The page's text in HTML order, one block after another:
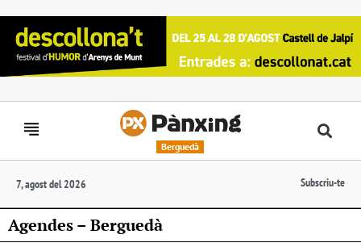
Berguedà
7, agost del 2026 Subscriu-te
Agendes – Berguedà